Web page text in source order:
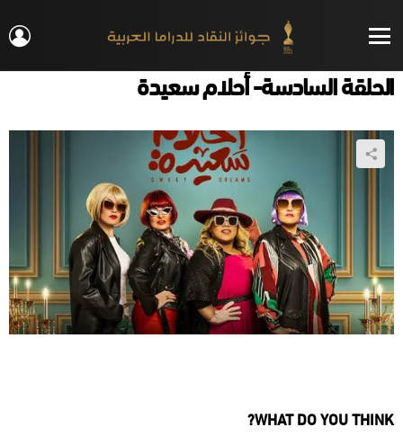
الحلقة السادسة- أحلام سعيدة
WHAT DO YOU THINK?